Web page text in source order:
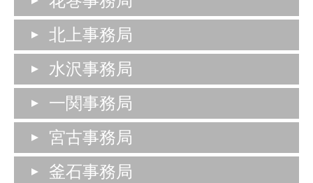
北上事務局
水沢事務局
一関事務局
宮古事務局
釜石事務局